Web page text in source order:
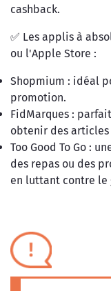
cashback.
✅ Les applis à
ou l'Apple Store :
Shopmium : idéal
promotion.
FidMarques :
obtenir des
Too Good To Go :
des repas ou des
en luttant contre le